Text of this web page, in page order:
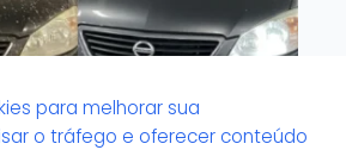
para melhorar sua
o tráfego e oferecer conteúdo